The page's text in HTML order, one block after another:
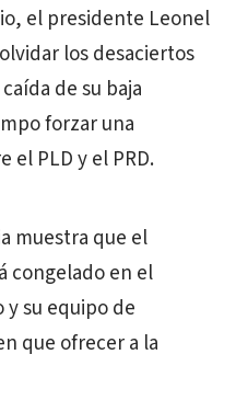
el presidente Leonel
los desaciertos
de su baja
forzar una
PLD y el PRD.
muestra que el
congelado en el
y su equipo de
que ofrecer a la